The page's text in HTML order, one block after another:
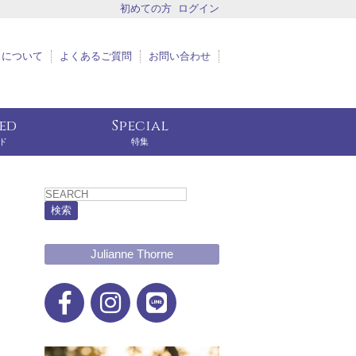
初めての方 ログイン
ついて よくあるご質問 お問い合わせ
Special
特集
検索
Julianne Thorne